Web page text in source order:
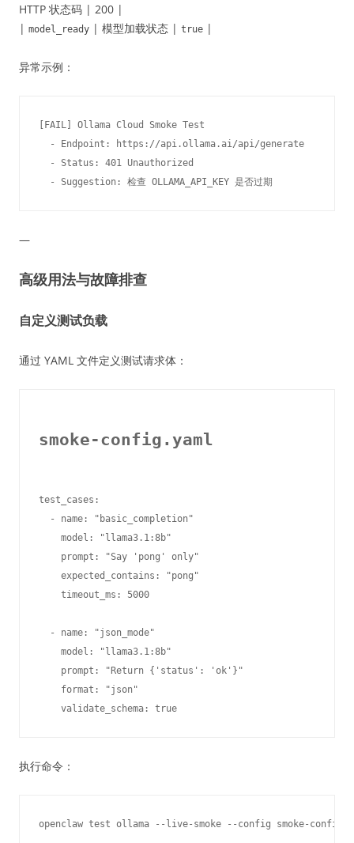
HTTP 状态码 | 200 |
| model_ready | 模型加载状态 | true |
异常示例：
[FAIL] Ollama Cloud Smoke Test
  - Endpoint: https://api.ollama.ai/api/generate
  - Status: 401 Unauthorized
—
高级用法与故障排查
自定义测试负载
通过 YAML 文件定义测试请求体：
smoke-config.yaml
test_cases:
  - name: "basic_completion"
    model: "llama3.1:8b"
    prompt: "Say 'pong' only"
    expected_contains: "pong"
    timeout_ms: 5000
  - name: "json_mode"
    model: "llama3.1:8b"
    prompt: "Return {'status': 'ok'}"
    format: "json"
执行命令：